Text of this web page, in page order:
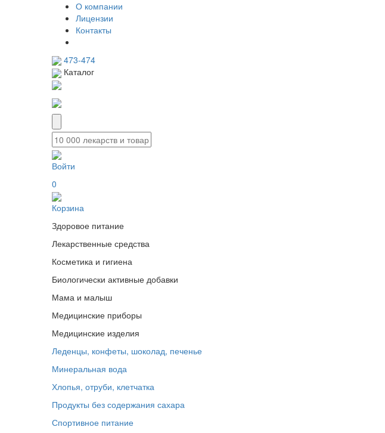
О компании
Лицензии
Контакты
473-474
Каталог
Войти
0
Корзина
Здоровое питание
Лекарственные средства
Косметика и гигиена
Биологически активные добавки
Мама и малыш
Медицинские приборы
Медицинские изделия
Леденцы, конфеты, шоколад, печенье
Минеральная вода
Хлопья, отруби, клетчатка
Продукты без содержания сахара
Спортивное питание